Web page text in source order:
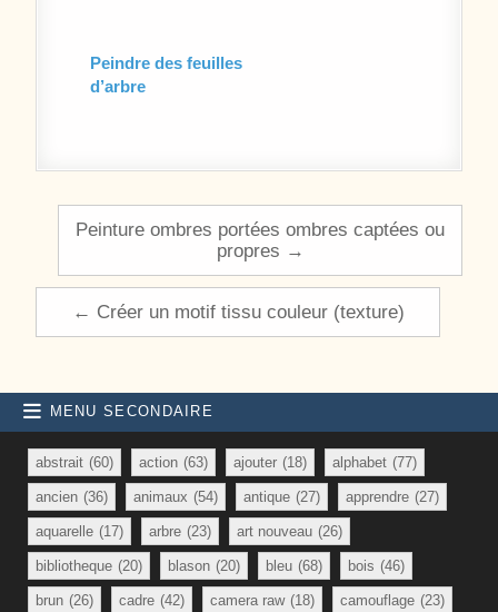
Peindre des feuilles
d’arbre
Navigation de l’article
Peinture ombres portées ombres captées ou
propres →
← Créer un motif tissu couleur (texture)
MENU SECONDAIRE
abstrait (60) action (63) ajouter (18) alphabet (77)
ancien (36) animaux (54) antique (27) apprendre (27)
aquarelle (17) arbre (23) art nouveau (26)
bibliotheque (20) blason (20) bleu (68) bois (46)
brun (26) cadre (42) camera raw (18) camouflage (23)